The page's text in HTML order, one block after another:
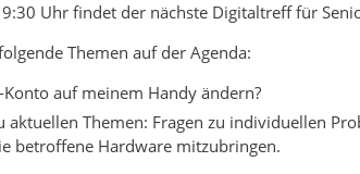
Uhr findet der nächste Digitaltreff für
Themen auf der Agenda:
auf meinem Handy ändern?
aktuellen Themen: Fragen zu individuellen
betroffene Hardware mitzubringen.